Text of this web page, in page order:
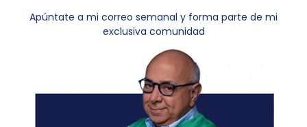
Apúntate a mi correo semanal y forma parte de mi
exclusiva comunidad